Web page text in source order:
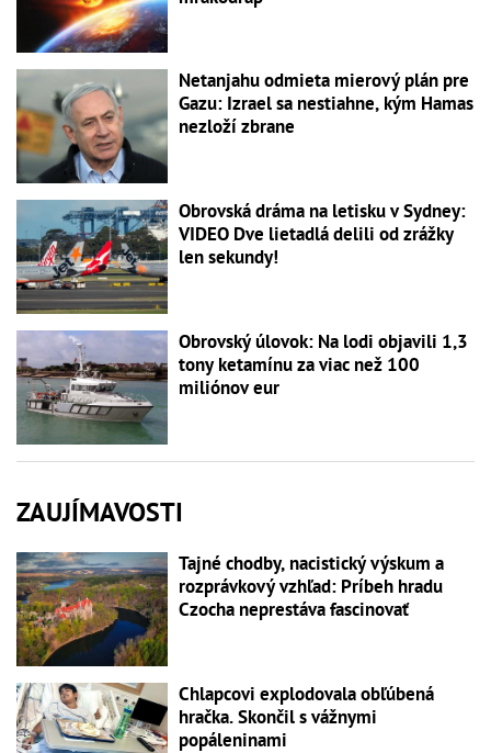
Netanjahu odmieta mierový plán pre
Gazu: Izrael sa nestiahne, kým Hamas
nezloží zbrane
Obrovská dráma na letisku v Sydney:
VIDEO Dve lietadlá delili od zrážky
len sekundy!
Obrovský úlovok: Na lodi objavili 1,3
tony ketamínu za viac než 100
miliónov eur
ZAUJÍMAVOSTI
Tajné chodby, nacistický výskum a
rozprávkový vzhľad: Príbeh hradu
Czocha neprestáva fascinovať
Chlapcovi explodovala obľúbená
hračka. Skončil s vážnymi
popáleninami